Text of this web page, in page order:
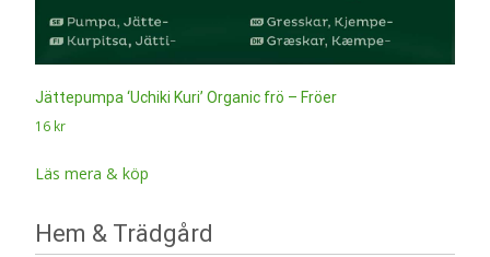
Jättepumpa ‘Uchiki Kuri’ Organic frö – Fröer
16 kr
Läs mera & köp
Hem & Trädgård